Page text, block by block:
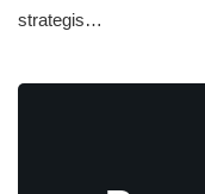
strategis…